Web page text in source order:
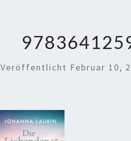
Veröffentlicht Februar 10,